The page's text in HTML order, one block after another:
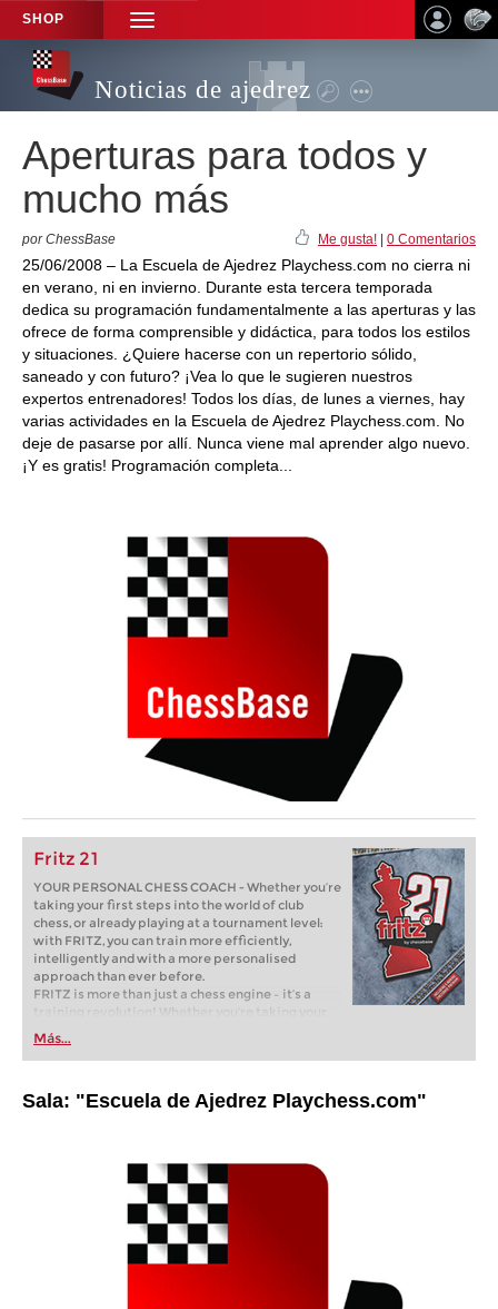
SHOP
TOGGLE
NAVIGATION
Noticias de ajedrez
Aperturas para todos y
mucho más
por ChessBase Me gusta! 0 Comentarios
25/06/2008 – La Escuela de Ajedrez Playchess.com no cierra ni
en verano, ni en invierno. Durante esta tercera temporada
dedica su programación fundamentalmente a las aperturas y las
ofrece de forma comprensible y didáctica, para todos los estilos
y situaciones. ¿Quiere hacerse con un repertorio sólido,
saneado y con futuro? ¡Vea lo que le sugieren nuestros
expertos entrenadores! Todos los días, de lunes a viernes, hay
varias actividades en la Escuela de Ajedrez Playchess.com. No
deje de pasarse por allí. Nunca viene mal aprender algo nuevo.
¡Y es gratis! Programación completa...
Fritz 21
YOUR PERSONAL CHESS COACH - Whether you’re
taking your first steps into the world of club
chess, or already playing at a tournament level:
with FRITZ, you can train more efficiently,
intelligently and with a more personalised
approach than ever before.
FRITZ is more than just a chess engine – it’s a
training revolution! Whether you’re taking your
first steps into the world of club chess, or already
playing at a tournament level: with FRITZ, you can
train more efficiently, intelligently and with a
Más...
Sala: "Escuela de Ajedrez Playchess.com"